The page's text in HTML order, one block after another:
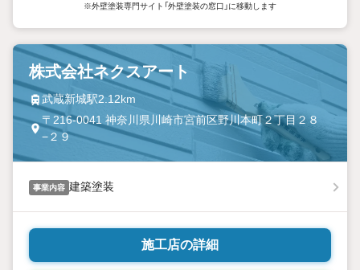
※外壁塗装専門サイト「外壁塗装の窓口」に移動します
株式会社ネクスアート
武蔵新城駅2.12km
〒216-0041 神奈川県川崎市宮前区野川本町２丁目２８
−２９
事業内容 建築塗装
施工店の詳細